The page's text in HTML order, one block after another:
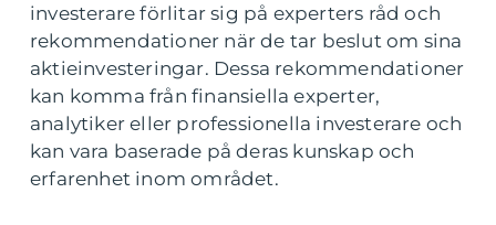
investerare förlitar sig på experters råd och
rekommendationer när de tar beslut om sina
aktieinvesteringar. Dessa rekommendationer
kan komma från finansiella experter,
analytiker eller professionella investerare och
kan vara baserade på deras kunskap och
erfarenhet inom området.